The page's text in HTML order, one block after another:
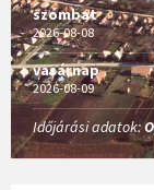
szombat
2026-08-08
vasárnap
2026-08-09
Időjárási adatok: